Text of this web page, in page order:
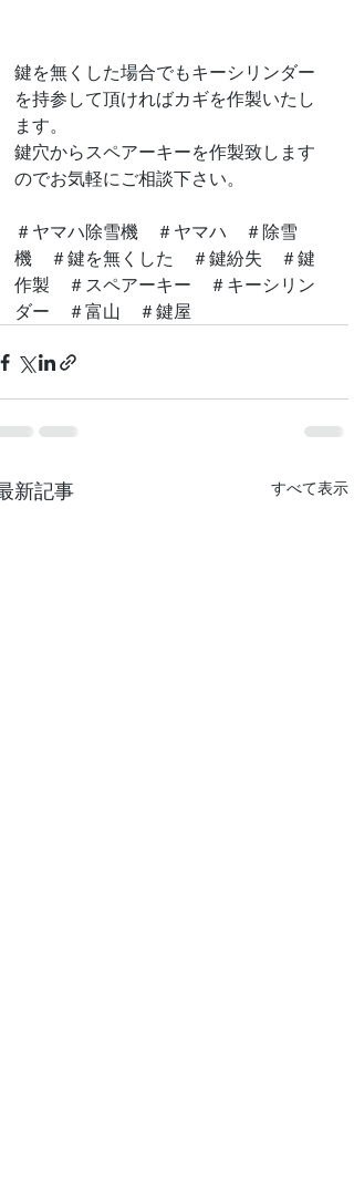
鍵を無くした場合でもキーシリンダー
を持参して頂ければカギを作製いたし
ます。
鍵穴からスペアーキーを作製致します
のでお気軽にご相談下さい。
＃ヤマハ除雪機　＃ヤマハ　＃除雪
機　＃鍵を無くした　＃鍵紛失　＃鍵
作製　＃スペアーキー　＃キーシリン
ダー　＃富山　＃鍵屋
新記事 すべて表示